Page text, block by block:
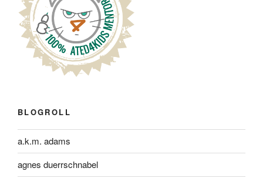
BLOGROLL
a.k.m. adams
agnes duerrschnabel